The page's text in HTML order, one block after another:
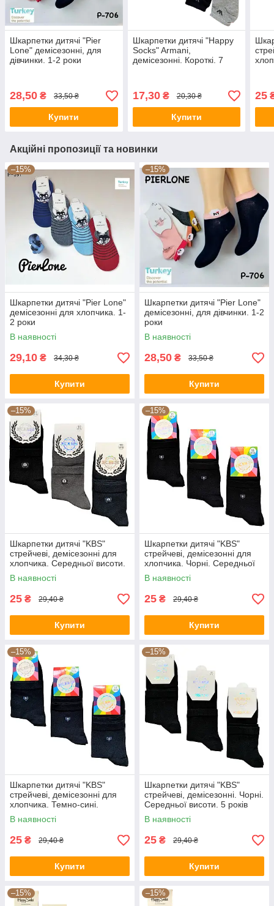
Шкарпетки дитячі "Pier
Lone" демісезонні, для
дівчинки. 1-2 роки
28,50 ₴ 33,50 ₴
Купити
Шкарпетки дитячі "Happy
Socks" Armani,
демісезонні. Короткі. 7
17,30₴ 20,30 ₴
Купити
25
Акційні пропозиції та новинки
–15%
Шкарпетки дитячі "Pier Lone"
демісезонні для хлопчика. 1-
2 роки
В наявності
29,10 ₴ 34,30 ₴
Купити
–15%
Шкарпетки дитячі "Pier Lone"
демісезонні, для дівчинки. 1-2
роки
В наявності
28,50 ₴ 33,50 ₴
Купити
–15%
Шкарпетки дитячі "KBS"
стрейчеві, демісезонні для
хлопчика. Середньої висоти.
5 років
В наявності
25 ₴ 29,40 ₴
Купити
–15%
Шкарпетки дитячі "KBS"
стрейчеві, демісезонні для
хлопчика. Чорні. Середньої
висоти. 5 років
В наявності
25 ₴ 29,40 ₴
Купити
–15%
Шкарпетки дитячі "KBS"
стрейчеві, демісезонні для
хлопчика. Темно-сині.
Середньої висоти. 5 років
В наявності
25 ₴ 29,40 ₴
Купити
–15%
Шкарпетки дитячі "KBS"
стрейчеві, демісезонні. Чорні.
Середньої висоти. 5 років
В наявності
25 ₴ 29,40 ₴
Купити
–15% –15%